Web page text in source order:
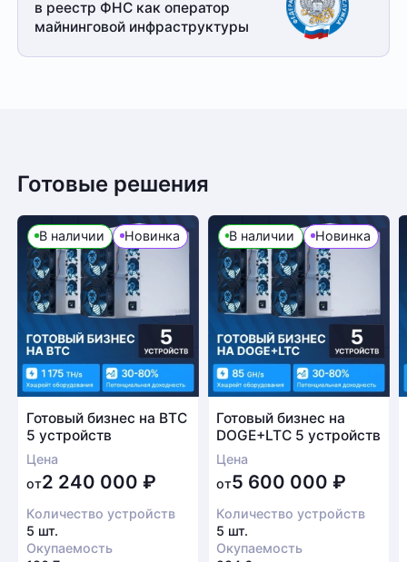
в реестр ФНС как оператор
майнинговой инфраструктуры
Готовые решения
В наличии Новинка
Готовый бизнес на BTC
5 устройств
Цена
от2 240 000 ₽
Количество устройств
5 шт.
Окупаемость
В наличии Новинка
Готовый бизнес на
DOGE+LTC 5 устройств
Цена
от5 600 000₽
Количество устройств
5 шт.
Окупаемость